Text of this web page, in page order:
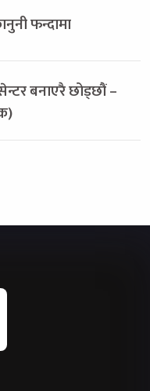
फन्दामा
बनाएरै छोड्छौं –